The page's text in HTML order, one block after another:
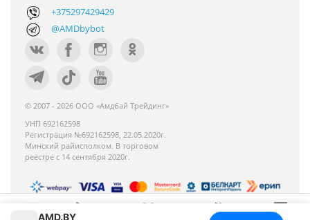
+375297429429
@AMDbybot
© 2007 - 2026 ООО «Амдбай Трейдинг»
УНП 692162598
Регистрация №692162598, 22.05.2020г.
Минский райисполком. В торговом
реестре с 14 сентября 2020г.
AMD.BY